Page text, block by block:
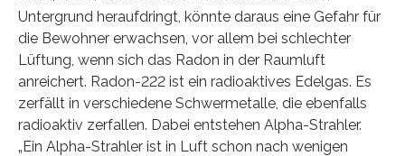
Untergrund heraufdringt, könnte daraus eine Gefahr für
die Bewohner erwachsen, vor allem bei schlechter
Lüftung, wenn sich das Radon in der Raumluft
anreichert. Radon-222 ist ein radioaktives Edelgas. Es
zerfällt in verschiedene Schwermetalle, die ebenfalls
radioaktiv zerfallen. Dabei entstehen Alpha-Strahler.
„Ein Alpha-Strahler ist in Luft schon nach wenigen